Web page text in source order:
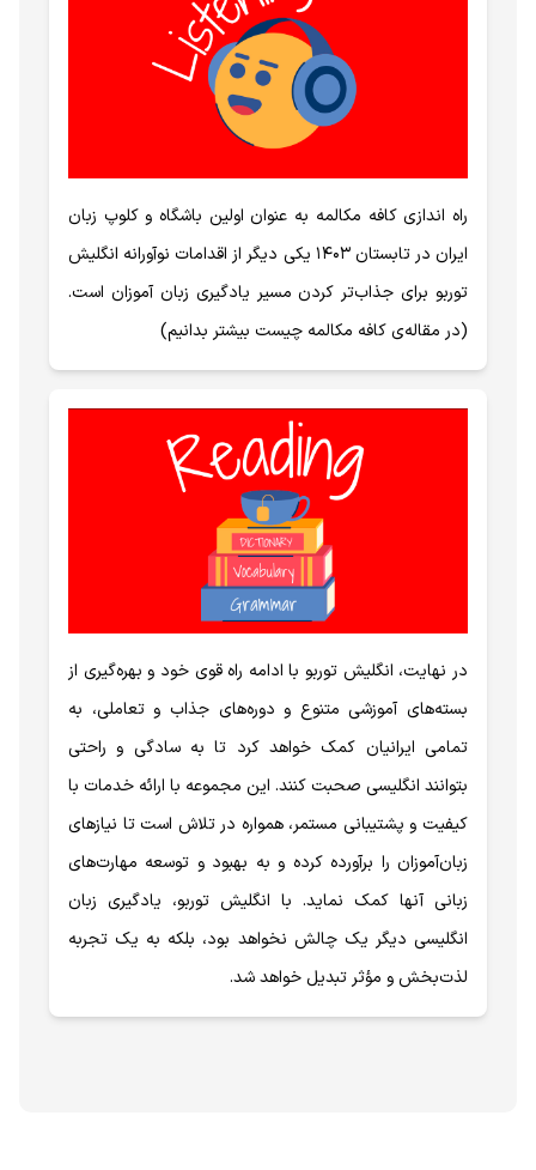
راه اندازی کافه مکالمه به عنوان اولین باشگاه و کلوپ زبان
ایران در تابستان ۱۴۰۳ یکی دیگر از اقدامات نوآورانه انگلیش
توربو برای جذاب‌تر کردن مسیر یادگیری زبان آموزان است.
(در مقاله‌ی کافه مکالمه چیست بیشتر بدانیم)
در نهایت، انگلیش توربو با ادامه راه قوی خود و بهره‌گیری از
بسته‌های آموزشی متنوع و دوره‌های جذاب و تعاملی، به
تمامی ایرانیان کمک خواهد کرد تا به سادگی و راحتی
بتوانند انگلیسی صحبت کنند. این مجموعه با ارائه خدمات با
کیفیت و پشتیبانی مستمر، همواره در تلاش است تا نیازهای
زبان‌آموزان را برآورده کرده و به بهبود و توسعه مهارت‌های
زبانی آنها کمک نماید. با انگلیش توربو، یادگیری زبان
انگلیسی دیگر یک چالش نخواهد بود، بلکه به یک تجربه
لذت‌بخش و مؤثر تبدیل خواهد شد.